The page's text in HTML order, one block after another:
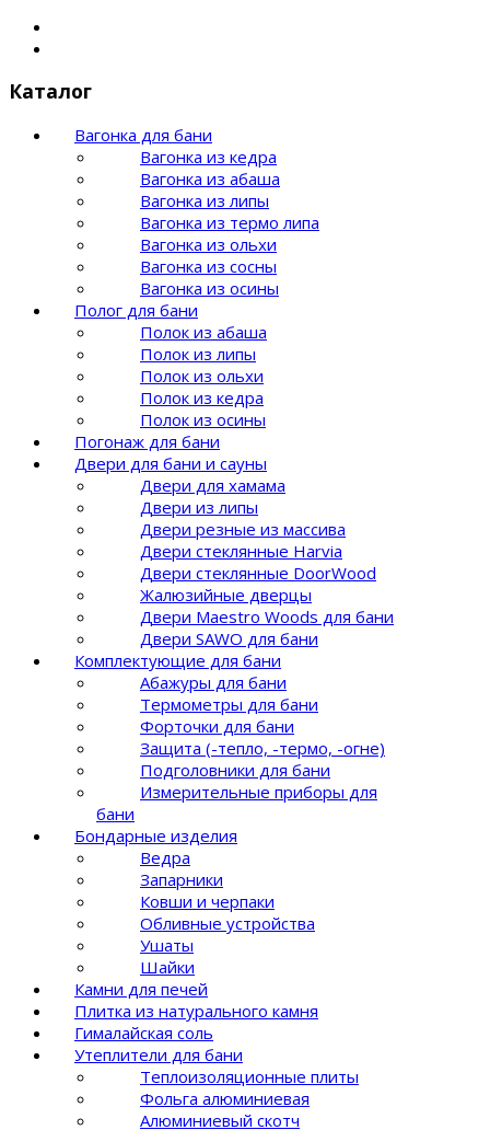
Каталог
Вагонка для бани
Вагонка из кедра
Вагонка из абаша
Вагонка из липы
Вагонка из термо липа
Вагонка из ольхи
Вагонка из сосны
Вагонка из осины
Полог для бани
Полок из абаша
Полок из липы
Полок из ольхи
Полок из кедра
Полок из осины
Погонаж для бани
Двери для бани и сауны
Двери для хамама
Двери из липы
Двери резные из массива
Двери стеклянные Harvia
Двери стеклянные DoorWood
Жалюзийные дверцы
Двери Maestro Woods для бани
Двери SAWO для бани
Комплектующие для бани
Абажуры для бани
Термометры для бани
Форточки для бани
Защита (-тепло, -термо, -огне)
Подголовники для бани
Измерительные приборы для
бани
Бондарные изделия
Ведра
Запарники
Ковши и черпаки
Обливные устройства
Ушаты
Шайки
Камни для печей
Плитка из натурального камня
Гималайская соль
Утеплители для бани
Теплоизоляционные плиты
Фольга алюминиевая
Алюминиевый скотч